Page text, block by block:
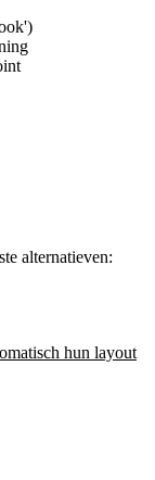
alternatieven:
hun layout